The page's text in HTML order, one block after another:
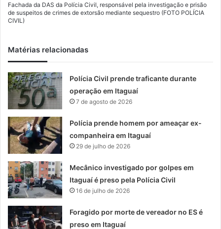
Fachada da DAS da Polícia Civil, responsável pela investigação e prisão
de suspeitos de crimes de extorsão mediante sequestro (FOTO POLÍCIA
CIVIL)
Matérias relacionadas
Polícia Civil prende traficante durante
operação em Itaguaí
7 de agosto de 2026
Polícia prende homem por ameaçar ex-
companheira em Itaguaí
29 de julho de 2026
Mecânico investigado por golpes em
Itaguaí é preso pela Polícia Civil
16 de julho de 2026
Foragido por morte de vereador no ES é
preso em Itaguaí